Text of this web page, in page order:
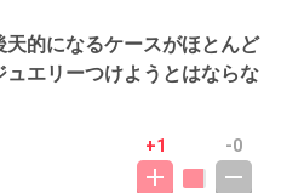
的になるケースがほとんど
エリーつけようとはならな
+1 -0